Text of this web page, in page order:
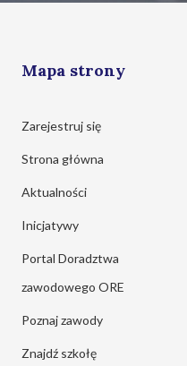
Mapa strony
Zarejestruj się
Strona główna
Aktualności
Inicjatywy
Portal Doradztwa
zawodowego ORE
Poznaj zawody
Znajdź szkołę